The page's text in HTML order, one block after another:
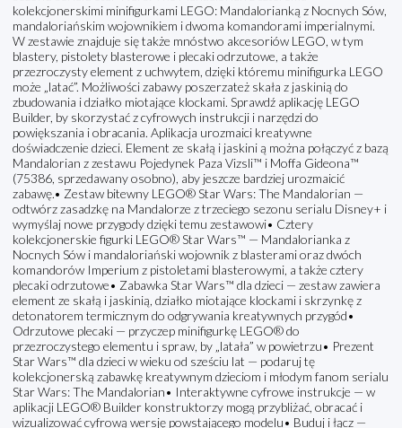
kolekcjonerskimi minifigurkami LEGO: Mandalorianką z Nocnych Sów,
mandaloriańskim wojownikiem i dwoma komandorami imperialnymi.
W zestawie znajduje się także mnóstwo akcesoriów LEGO, w tym
blastery, pistolety blasterowe i plecaki odrzutowe, a także
przezroczysty element z uchwytem, dzięki któremu minifigurka LEGO
może „latać”. Możliwości zabawy poszerzateż skała z jaskinią do
zbudowania i działko miotające klockami. Sprawdź aplikację LEGO
Builder, by skorzystać z cyfrowych instrukcji i narzędzi do
powiększania i obracania. Aplikacja urozmaici kreatywne
doświadczenie dzieci. Element ze skałą i jaskini ą można połączyć z bazą
Mandalorian z zestawu Pojedynek Paza Vizsli™ i Moffa Gideona™
(75386, sprzedawany osobno), aby jeszcze bardziej urozmaicić
zabawę.• Zestaw bitewny LEGO® Star Wars: The Mandalorian —
odtwórz zasadzkę na Mandalorze z trzeciego sezonu serialu Disney+ i
wymyślaj nowe przygody dzięki temu zestawowi• Cztery
kolekcjonerskie figurki LEGO® Star Wars™ — Mandalorianka z
Nocnych Sów i mandaloriański wojownik z blasterami oraz dwóch
komandorów Imperium z pistoletami blasterowymi, a także cztery
plecaki odrzutowe• Zabawka Star Wars™ dla dzieci — zestaw zawiera
element ze skałą i jaskinią, działko miotające klockami i skrzynkę z
detonatorem termicznym do odgrywania kreatywnych przygód•
Odrzutowe plecaki — przyczep minifigurkę LEGO® do
przezroczystego elementu i spraw, by „latała” w powietrzu• Prezent
Star Wars™ dla dzieci w wieku od sześciu lat — podaruj tę
kolekcjonerską zabawkę kreatywnym dzieciom i młodym fanom serialu
Star Wars: The Mandalorian• Interaktywne cyfrowe instrukcje — w
aplikacji LEGO® Builder konstruktorzy mogą przybliżać, obracać i
wizualizować cyfrową wersję powstającego modelu• Buduj i łącz —